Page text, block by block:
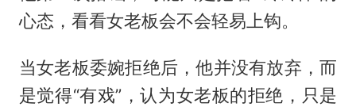
心态，看看女老板会不会轻易上钩。
当女老板委婉拒绝后，他并没有放弃，而
是觉得“有戏”，认为女老板的拒绝，只是